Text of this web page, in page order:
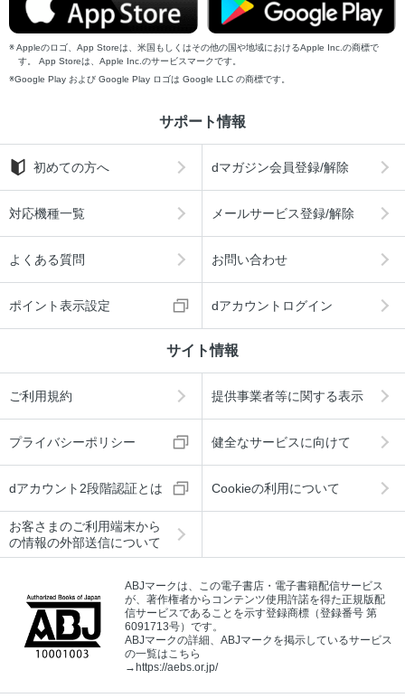
Appleのロゴ、App Storeは、米国もしくはその他の国や地域におけるApple Inc.の商標で
す。 App Storeは、Apple Inc.のサービスマークです。
Google Play および Google Play ロゴは Google LLC の商標です。
サポート情報
初めての方へ dマガジン会員登録/解除
対応機種一覧 メールサービス登録/解除
よくある質問 お問い合わせ
ポイント表示設定 dアカウントログイン
サイト情報
ご利用規約 提供事業者等に関する表示
プライバシーポリシー 健全なサービスに向けて
dアカウント2段階認証とは Cookieの利用について
お客さまのご利用端末から
の情報の外部送信について
ABJマークは、この電子書店・電子書籍配信サービス
が、著作権者からコンテンツ使用許諾を得た正規版配
信サービスであることを示す登録商標（登録番号 第
6091713号）です。
ABJマークの詳細、ABJマークを掲示しているサービス
の一覧はこちら
→https://aebs.or.jp/